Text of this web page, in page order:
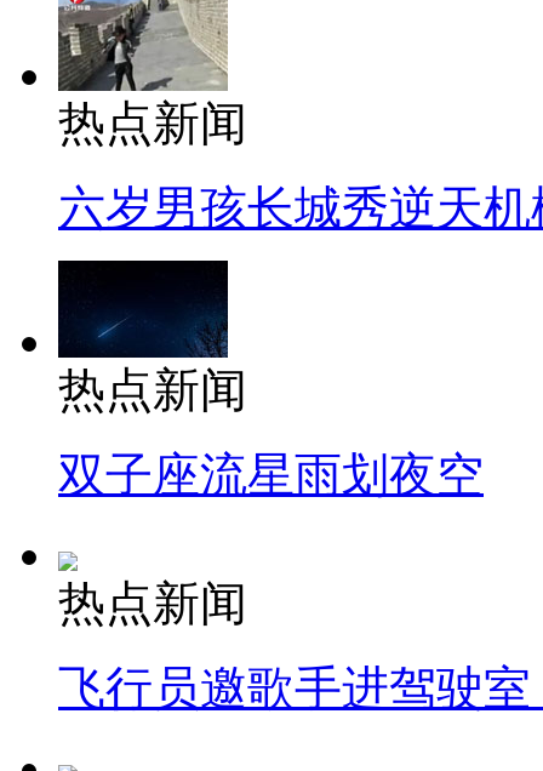
热点新闻
六岁男孩长城秀逆天机
热点新闻
双子座流星雨划夜空
热点新闻
飞行员邀歌手进驾驶